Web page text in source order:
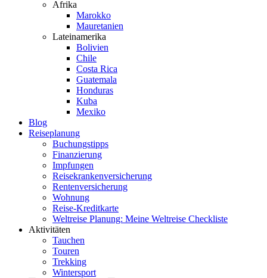
Afrika
Marokko
Mauretanien
Lateinamerika
Bolivien
Chile
Costa Rica
Guatemala
Honduras
Kuba
Mexiko
Blog
Reiseplanung
Buchungstipps
Finanzierung
Impfungen
Reisekrankenversicherung
Rentenversicherung
Wohnung
Reise-Kreditkarte
Weltreise Planung: Meine Weltreise Checkliste
Aktivitäten
Tauchen
Touren
Trekking
Wintersport